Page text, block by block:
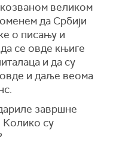
великом
да Србији
о писању и
се овде књиге
и да су
и даље веома
завршне
Колико су